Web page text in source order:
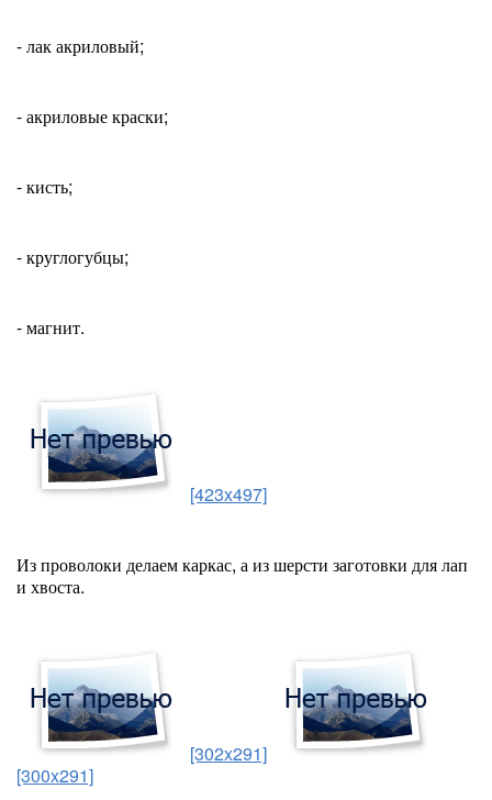
- лак акриловый;
- акриловые краски;
- кисть;
- круглогубцы;
- магнит.
[423x497]
Из проволоки делаем каркас, а из шерсти заготовки для лап
и хвоста.
[302x291]
[300x291]